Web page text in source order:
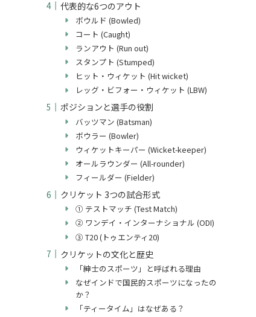
代表的な6つのアウト
ボウルド (Bowled)
コート (Caught)
ランアウト (Run out)
スタンプト (Stumped)
ヒット・ウィケット (Hit wicket)
レッグ・ビフォー・ウィケット (LBW)
ポジションと選手の役割
バッツマン (Batsman)
ボウラー (Bowler)
ウィケットキーパー (Wicket-keeper)
オールラウンダー (All-rounder)
フィールダー (Fielder)
クリケット 3つの試合形式
① テストマッチ (Test Match)
② ワンデイ・インターナショナル (ODI)
③ T20 (トゥエンティ20)
クリケットの文化と歴史
「紳士のスポーツ」と呼ばれる理由
なぜインドで国民的スポーツになったの
か？
「ティータイム」はなぜある？